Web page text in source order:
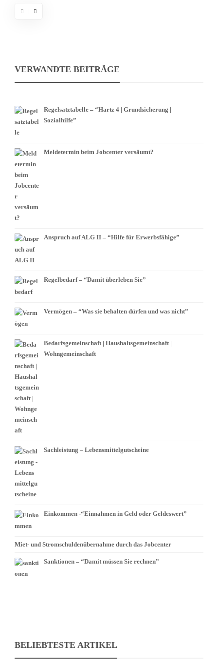
VERWANDTE BEITRÄGE
Regelsatztabelle – “Hartz 4 | Grundsicherung |
Sozialhilfe”
Meldetermin beim Jobcenter versäumt?
Anspruch auf ALG II – “Hilfe für Erwerbsfähige”
Regelbedarf – “Damit überleben Sie”
Vermögen – “Was sie behalten dürfen und was nicht”
Bedarfsgemeinschaft | Haushaltsgemeinschaft |
Wohngemeinschaft
Sachleistung – Lebensmittelgutscheine
Einkommen -“Einnahmen in Geld oder Geldeswert”
Miet- und Stromschuldenübernahme durch das Jobcenter
Sanktionen – “Damit müssen Sie rechnen”
BELIEBTESTE ARTIKEL